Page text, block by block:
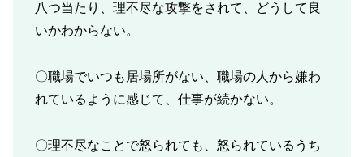
八つ当たり、理不尽な攻撃をされて、どうして良
いかわからない。
〇職場でいつも居場所がない、職場の人から嫌わ
れているように感じて、仕事が続かない。
〇理不尽なことで怒られても、怒られているうち